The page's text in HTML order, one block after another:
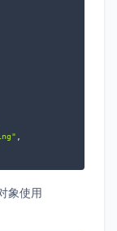
,
象使用